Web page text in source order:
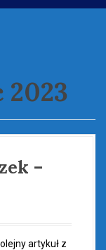
2023
–
artykuł z